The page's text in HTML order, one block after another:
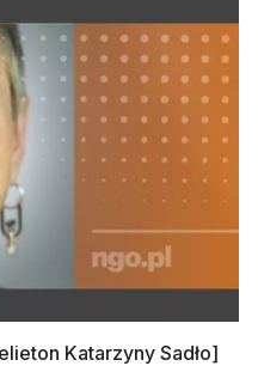
Katarzyny Sadło]